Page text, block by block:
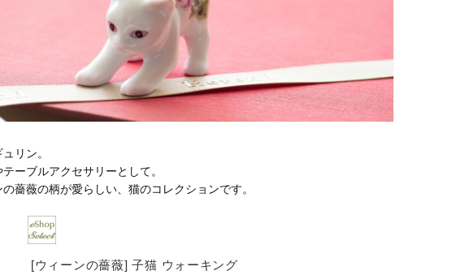
リン。
ーブルアクセサリーとして。
薔薇の柄が愛らしい、猫のコレクションです。
[ウィーンの薔薇] 子猫 ウォーキング